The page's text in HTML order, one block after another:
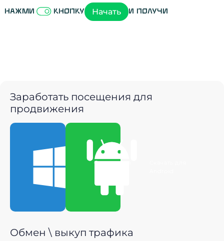
Нажми кнопку Начать и получи
Заработать посещения для
продвижения
Скачать для
Обмен \ выкуп трафика